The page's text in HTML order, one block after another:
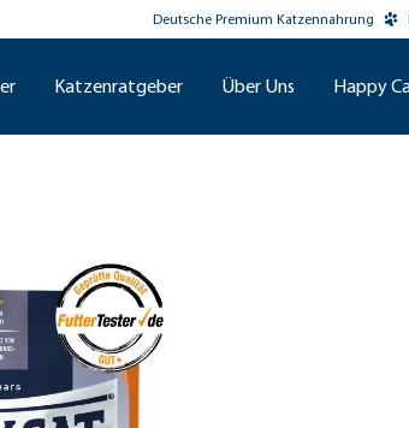
Deutsche Premium Katzennahrung
Katzenratgeber Über Uns Happy